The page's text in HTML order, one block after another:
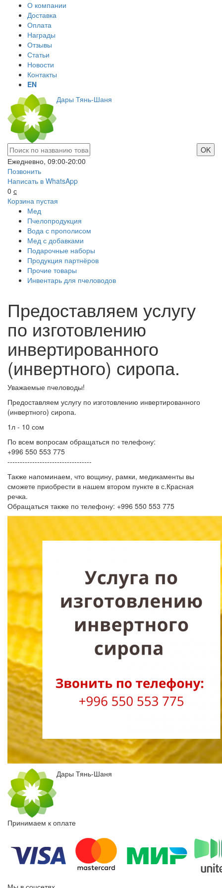
О компании
Доставка
Оплата
Награды
Отзывы
Статьи
Новости
Контакты
EN
Дары Тянь-Шаня
Ежедневно, 09:00-20:00
Позвонить
Написать в WhatsApp
0 с
Корзина пустая
Мед
Пчелопродукция
Вода с прополисом
Мед с добавками
Подарочные наборы
Продукция партнёров
Прочие товары
Инвентарь для пчеловодов
Предоставляем услугу
по изготовлению
инвертированного
(инвертного) сиропа.
Уважаемые пчеловоды!
Предоставляем услугу по изготовлению инвертированного
(инвертного) сиропа.
1л - 10 сом
По всем вопросам обращаться по телефону:
+996 550 553 775
----------------------------------
Также напоминаем, что вощину, рамки, медикаменты вы
сможете приобрести в нашем втором пункте в с.Красная
речка.
Обращаться также по телефону: +996 550 553 775
Дары Тянь-Шаня
Принимаем к оплате